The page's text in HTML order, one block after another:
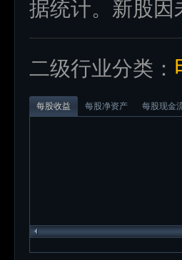
据统计。新股因
二级行业分类：
每股收益 每股净资产 每股现金